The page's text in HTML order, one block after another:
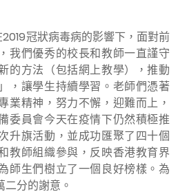
冠狀病毒病的影響下，面對前
我們優秀的校長和教師一直謹守
的方法（包括網上教學），推動
，讓學生持續學習。老師們憑著
業精神，努力不懈，迎難而上，
委員會今天在疫情下仍然積極推
升旗活動，並成功匯聚了四十個
教師組織參與，反映香港教育界
師生們樹立了一個良好榜樣。為
分的謝意。